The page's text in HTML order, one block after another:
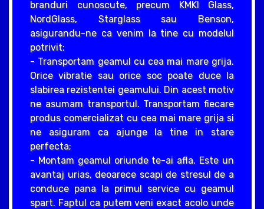
branduri cunoscute, precum KMKI Glass,
NordGlass, Starglass sau Benson,
asigurandu-ne ca venim la tine cu modelul
potrivit;
- Transportam geamul cu cea mai mare grija.
Orice vibratie sau orice soc poate duce la
slabirea rezistentei geamului. Din acest motiv
ne asumam transportul. Transportam fiecare
produs comercializat cu cea mai mare grija si
ne asiguram ca ajunge la tine in stare
perfecta;
- Montam geamul oriunde te-ai afla. Este un
avantaj urias, deoarece scapi de stresul de a
conduce pana la primul service cu geamul
spart. Faptul ca putem veni exact acolo unde